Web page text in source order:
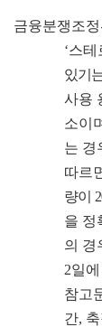
금융분쟁조
‘스테
있기
사용
소이
는 경
따르
량이
을 정
의 경
2일
참고
간,